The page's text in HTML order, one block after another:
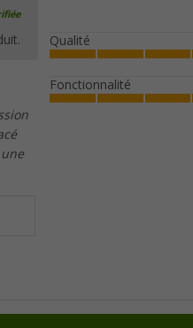
Qualité
Fonctionnalité